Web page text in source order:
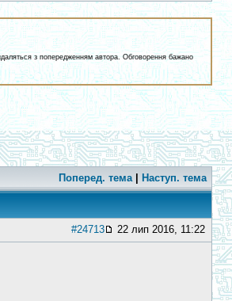
з попередженням автора. Обговорення бажано
Поперед. тема| Наступ. тема
#24713 22 лип 2016, 11:22